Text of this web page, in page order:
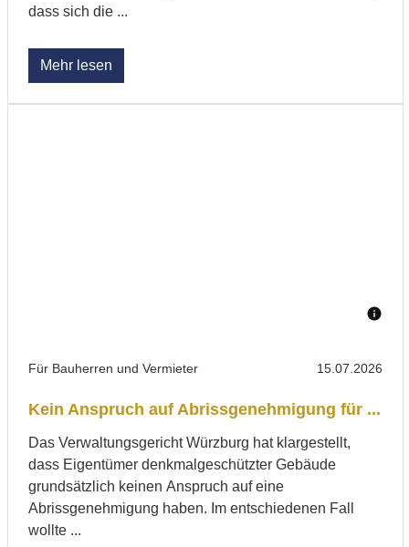
dass sich die ...
Mehr lesen
Für Bauherren und Vermieter 15.07.2026
Kein Anspruch auf Abrissgenehmigung für ...
Das Verwaltungsgericht Würzburg hat klargestellt,
dass Eigentümer denkmalgeschützter Gebäude
grundsätzlich keinen Anspruch auf eine
Abrissgenehmigung haben. Im entschiedenen Fall
wollte ...